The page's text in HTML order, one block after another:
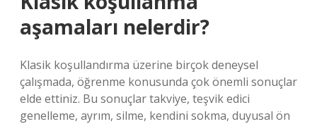
aşamaları nelerdir?
Klasik koşullandırma üzerine birçok deneysel
çalışmada, öğrenme konusunda çok önemli sonuçlar
elde ettiniz. Bu sonuçlar takviye, teşvik edici
genelleme, ayrım, silme, kendini sokma, duyusal ön